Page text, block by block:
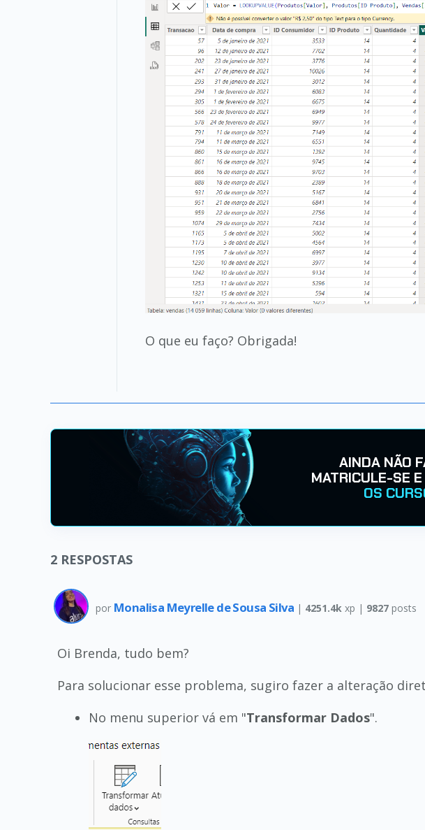
O que eu faço? Obrigada!
AINDA NÃO
MATRICULE-SE
OS
2 RESPOSTAS
por Monalisa Meyrelle de Sousa Silva | 4251.4k xp | 9827 posts
Oi Brenda, tudo bem?
Para solucionar esse problema, sugiro fazer a alteração
No menu superior vá em "Transformar Dados".